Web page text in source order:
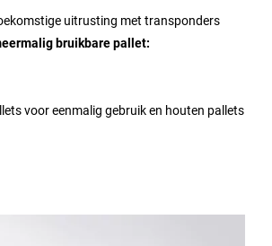
uitrusting met transponders
bruikbare pallet:
voor eenmalig gebruik en houten pallets